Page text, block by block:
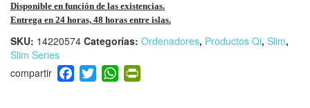
Disponible en función de las existencias.
Entrega en 24 horas, 48 horas entre islas.
SKU: 14220574 Categorías: Ordenadores, Productos Qi, Slim,
Slim Series
F
a
T
wi
W
h